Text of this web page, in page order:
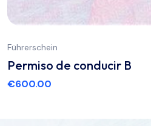
Führerschein
Permiso de conducir B
€600.00